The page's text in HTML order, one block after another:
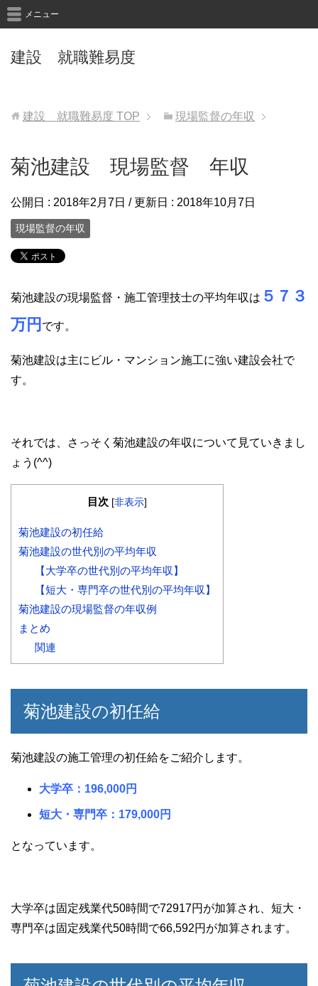
建設 就職難易度
メニュー
建設 就職難易度 TOP 現場監督の年収
菊池建設 現場監督 年収
公開日 : 2018年2月7日 / 更新日 : 2018年10月7日
現場監督の年収
菊池建設の現場監督・施工管理技士の平均年収は ５７３
万円 です。
菊池建設は主にビル・マンション施工に強い建設会社で
す。
それでは、さっそく菊池建設の年収について見ていきまし
ょう(^^)
目次 [非表示]
菊池建設の初任給
菊池建設の世代別の平均年収
【大学卒の世代別の平均年収】
【短大・専門卒の世代別の平均年収】
菊池建設の現場監督の年収例
まとめ
関連
菊池建設の初任給
菊池建設の施工管理の初任給をご紹介します。
大学卒：196,000円
短大・専門卒：179,000円
となっています。
大学卒は固定残業代50時間で72917円が加算され、短大・
専門卒は固定残業代50時間で66,592円が加算されます。